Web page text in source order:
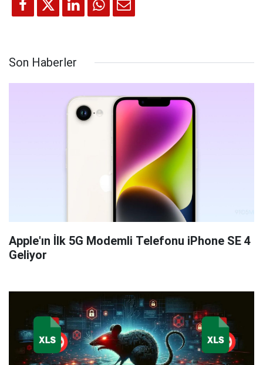
Son Haberler
Apple'ın İlk 5G Modemli Telefonu iPhone SE 4
Geliyor